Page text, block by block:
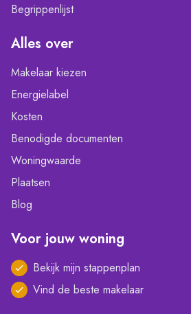
Begrippenlijst
Alles over
Makelaar kiezen
Energielabel
Kosten
Benodigde documenten
Woningwaarde
Plaatsen
Blog
Voor jouw woning
Bekijk mijn stappenplan
Vind de beste makelaar